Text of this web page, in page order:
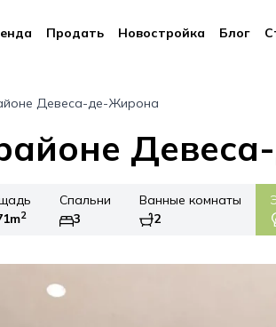
Продать Новостройка Блог
Девеса-де-Жирона
2
Спальни
3
Ванные комнаты
2